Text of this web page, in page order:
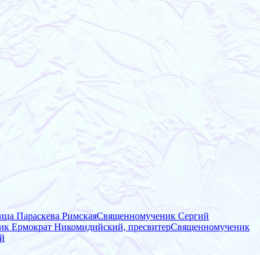
Параскева РимскаяСвященномученик Сергий
Ермократ Никомидийский, пресвитерСвященномученик